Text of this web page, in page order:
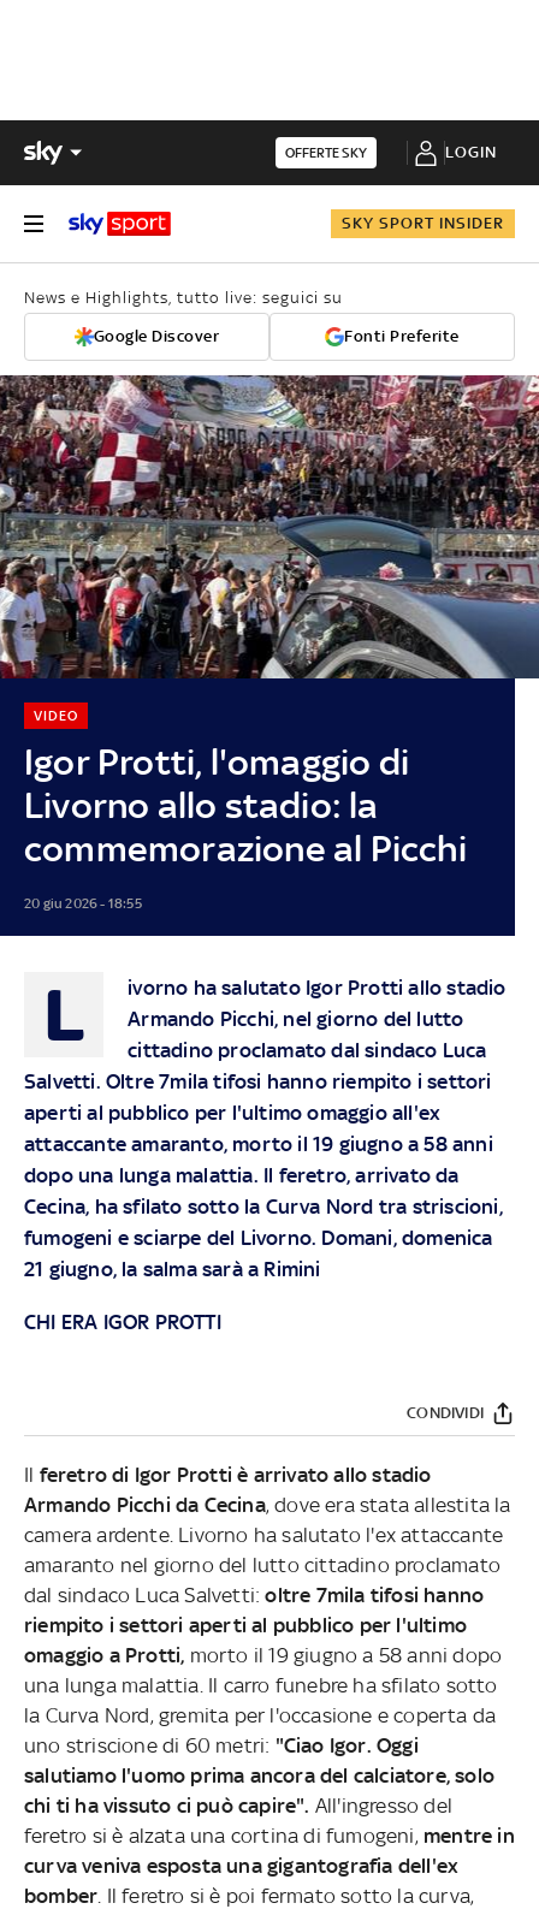
OFFERTE SKY LOGIN
SKY SPORT INSIDER
News e Highlights, tutto live: seguici su
Google Discover Fonti Preferite
Igor Protti, l'omaggio di
Livorno allo stadio: la
commemorazione al Picchi
VIDEO
20 giu 2026 - 18:55
L
ivorno ha salutato Igor Protti allo stadio
Armando Picchi, nel giorno del lutto
cittadino proclamato dal sindaco Luca
Salvetti. Oltre 7mila tifosi hanno riempito i settori
aperti al pubblico per l'ultimo omaggio all'ex
attaccante amaranto, morto il 19 giugno a 58 anni
dopo una lunga malattia. Il feretro, arrivato da
Cecina, ha sfilato sotto la Curva Nord tra striscioni,
fumogeni e sciarpe del Livorno. Domani, domenica
21 giugno, la salma sarà a Rimini
CHI ERA IGOR PROTTI
CONDIVIDI
Il feretro di Igor Protti è arrivato allo stadio
Armando Picchi da Cecina, dove era stata allestita la
camera ardente. Livorno ha salutato l'ex attaccante
amaranto nel giorno del lutto cittadino proclamato
dal sindaco Luca Salvetti: oltre 7mila tifosi hanno
riempito i settori aperti al pubblico per l'ultimo
omaggio a Protti, morto il 19 giugno a 58 anni dopo
una lunga malattia. Il carro funebre ha sfilato sotto
la Curva Nord, gremita per l'occasione e coperta da
uno striscione di 60 metri: "Ciao Igor. Oggi
salutiamo l'uomo prima ancora del calciatore, solo
chi ti ha vissuto ci può capire". All'ingresso del
feretro si è alzata una cortina di fumogeni, mentre in
curva veniva esposta una gigantografia dell'ex
bomber . Il feretro si è poi fermato sotto la curva,